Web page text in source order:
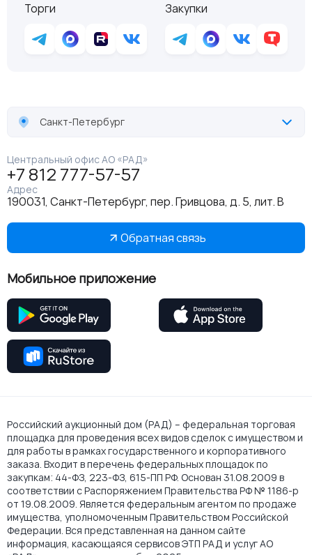
Торги
Закупки
Санкт-Петербург
Центральный офис АО «РАД»
+7 812 777-57-57
Адрес
190031, Санкт-Петербург, пер. Гривцова, д. 5, лит. В
Обратная связь
Мобильное приложение
Российский аукционный дом (РАД) – федеральная торговая
площадка для проведения всех видов сделок с имуществом и
для работы в рамках государственного и корпоративного
заказа. Входит в перечень федеральных площадок по
закупкам: 44-ФЗ, 223-ФЗ, 615-ПП РФ. Основан 31.08.2009 в
соответствии с Распоряжением Правительства РФ № 1186-р
от 19.08.2009. Является федеральным агентом по продаже
имущества, уполномоченным Правительством Российской
Федерации. Вся представленная на данном сайте
информация, касающаяся сервисов ЭТП РАД и услуг АО